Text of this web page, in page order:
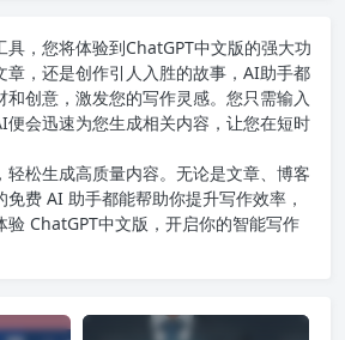
具，您将体验到ChatGPT中文版的强大功
章，还是创作引人入胜的故事，AI助手都
创意，激发您的写作灵感。您只需输入
便会迅速为您生成相关内容，让您在短时
松生成高质量内容。无论是文章、博客
费 AI 助手都能帮助你提升写作效率，
验 ChatGPT中文版 ，开启你的智能写作